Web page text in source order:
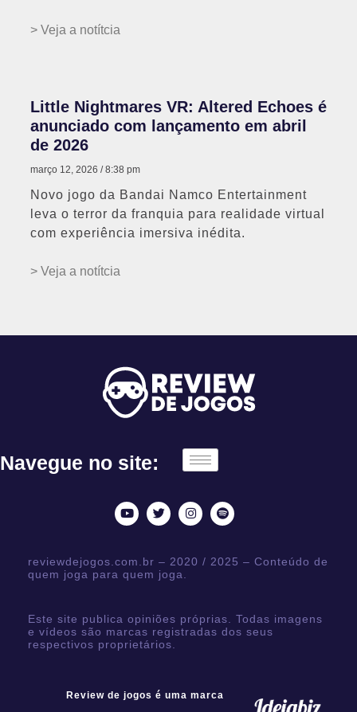
> Veja a notítcia
Little Nightmares VR: Altered Echoes é
anunciado com lançamento em abril
de 2026
março 12, 2026 8:38 pm
Novo jogo da Bandai Namco Entertainment
leva o terror da franquia para realidade virtual
com experiência imersiva inédita.
> Veja a notítcia
Navegue no site:
reviewdejogos.com.br – 2020 / 2025 – Conteúdo de
quem joga para quem joga.
Este site publica opiniões próprias. Todas imagens
e vídeos são marcas registradas dos seus
respectivos proprietários.
Review de jogos é uma marca